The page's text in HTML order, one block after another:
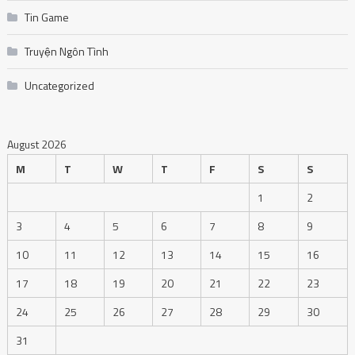
Tin Game
Truyện Ngôn Tình
Uncategorized
August 2026
M
T W T F S
S
1
2
3
4 5 6 7 8
9
10
11 12 13 14 15
16
17
18 19 20 21 22
23
24
25 26 27 28 29
30
31